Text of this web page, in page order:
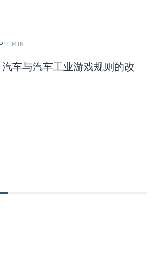
11 MIN
汽车与汽车工业游戏规则的改